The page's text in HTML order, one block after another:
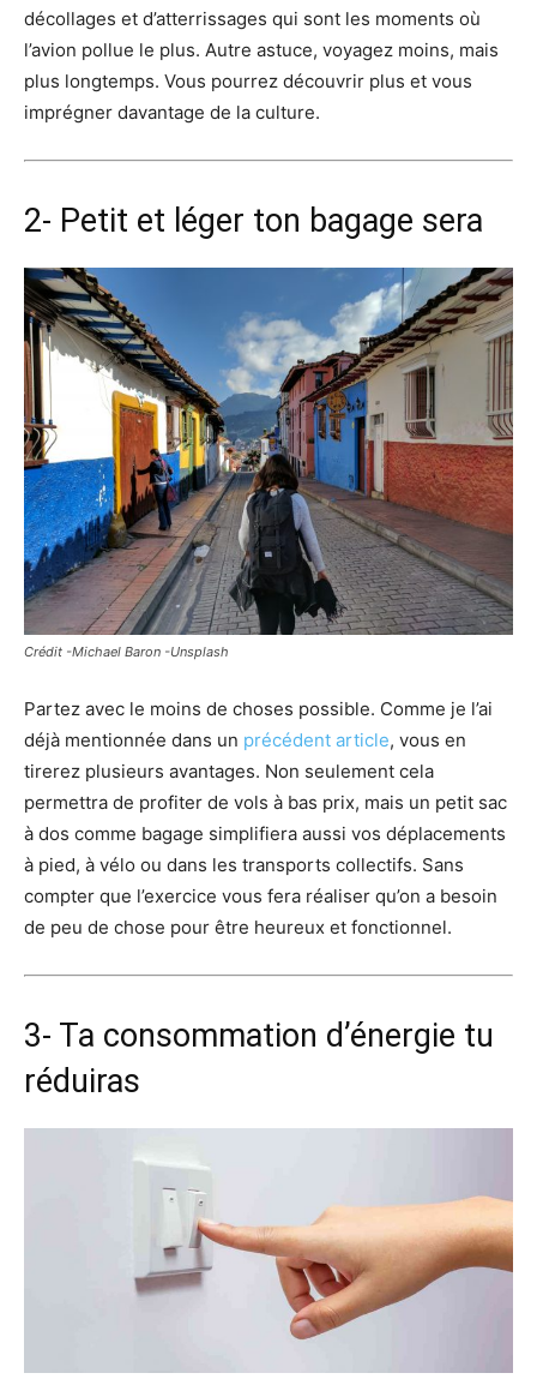
décollages et d’atterrissages qui sont les moments où
l’avion pollue le plus. Autre astuce, voyagez moins, mais
plus longtemps. Vous pourrez découvrir plus et vous
imprégner davantage de la culture.
2- Petit et léger ton bagage sera
Crédit -Michael Baron -Unsplash
Partez avec le moins de choses possible. Comme je l’ai
déjà mentionnée dans un précédent article, vous en
tirerez plusieurs avantages. Non seulement cela
permettra de profiter de vols à bas prix, mais un petit sac
à dos comme bagage simplifiera aussi vos déplacements
à pied, à vélo ou dans les transports collectifs. Sans
compter que l’exercice vous fera réaliser qu’on a besoin
de peu de chose pour être heureux et fonctionnel.
3- Ta consommation d’énergie tu
réduiras